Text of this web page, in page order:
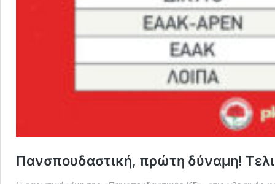
Πανσπουδαστική, πρώτη δύναμη!